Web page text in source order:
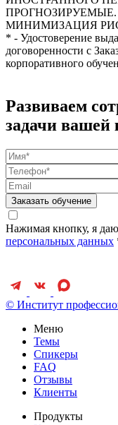
* - Удостоверение
договоренности с
корпоративного
Развиваем
задачи вашей
Заказать обучение
Нажимая кнопку, я даю
персональных данных
© Институт
Меню
Темы
Спикеры
FAQ
Отзывы
Клиенты
Продукты